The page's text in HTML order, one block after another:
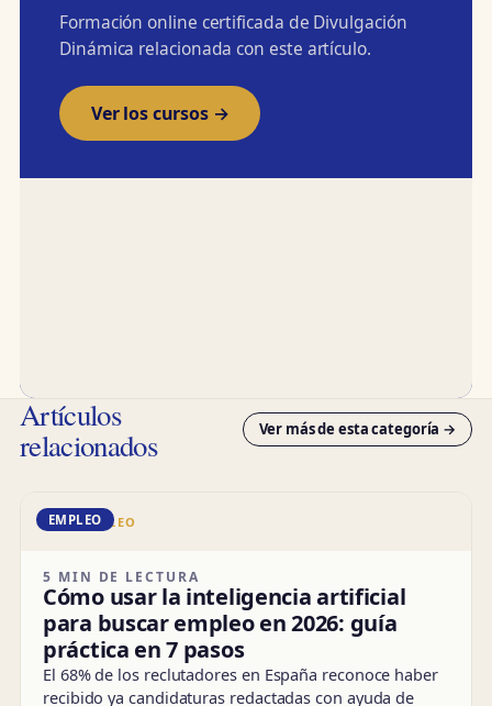
Formación online certificada de Divulgación
Dinámica relacionada con este artículo.
Ver los cursos →
Artículos
relacionados Ver más de esta categoría →
DD · EMPLEO
EMPLEO
5 MIN DE LECTURA
Cómo usar la inteligencia artificial
para buscar empleo en 2026: guía
práctica en 7 pasos
El 68% de los reclutadores en España reconoce haber
recibido ya candidaturas redactadas con ayuda de